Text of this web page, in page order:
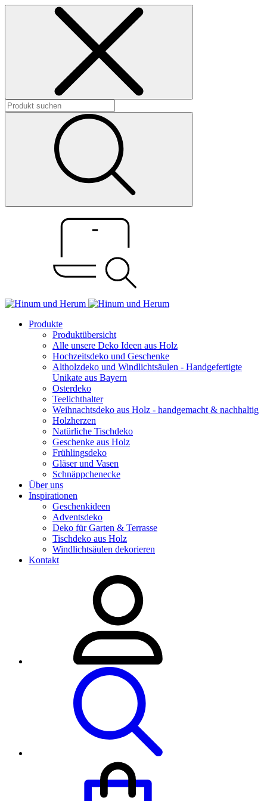
Produkte
Produktübersicht
Alle unsere Deko Ideen aus Holz
Hochzeitsdeko und Geschenke
Altholzdeko und Windlichtsäulen - Handgefertigte
Unikate aus Bayern
Osterdeko
Teelichthalter
Weihnachts­deko aus Holz - handgemacht & nachhaltig
Holzherzen
Natürliche Tischdeko
Geschenke aus Holz
Frühlingsdeko
Gläser und Vasen
Schnäppchenecke
Über uns
Inspirationen
Geschenkideen
Adventsdeko
Deko für Garten & Terrasse
Tischdeko aus Holz
Windlichtsäulen dekorieren
Kontakt